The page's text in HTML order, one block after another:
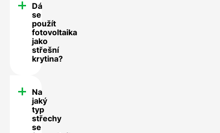
Dá
se
použít
fotovoltaika
jako
střešní
krytina?
Na
jaký
typ
střechy
se